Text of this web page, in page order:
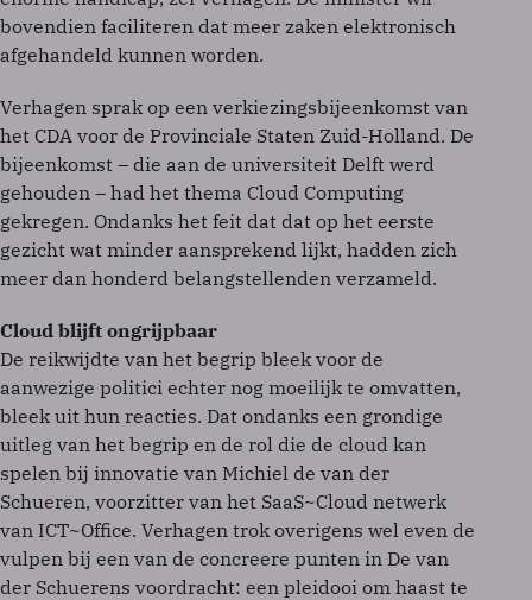
bovendien faciliteren dat meer zaken elektronisch
afgehandeld kunnen worden.
Verhagen sprak op een verkiezingsbijeenkomst van
het CDA voor de Provinciale Staten Zuid-Holland. De
bijeenkomst – die aan de universiteit Delft werd
gehouden – had het thema Cloud Computing
gekregen. Ondanks het feit dat dat op het eerste
gezicht wat minder aansprekend lijkt, hadden zich
meer dan honderd belangstellenden verzameld.
Cloud blijft ongrijpbaar
De reikwijdte van het begrip bleek voor de
aanwezige politici echter nog moeilijk te omvatten,
bleek uit hun reacties. Dat ondanks een grondige
uitleg van het begrip en de rol die de cloud kan
spelen bij innovatie van Michiel de van der
Schueren, voorzitter van het SaaS~Cloud netwerk
van ICT~Office. Verhagen trok overigens wel even de
vulpen bij een van de concreere punten in De van
der Schuerens voordracht: een pleidooi om haast te